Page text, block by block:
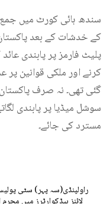
سندھ ہائی کورٹ میں
کے خدشات کے بعد
پلیٹ فارمز پر پابندی
کرنے اور ملکی قوانین پر
گئی تھی۔ نہ صرف پاکستان
سوشل میڈیا پر پابندی
مسترد کی جائے۔
راولپنڈی(سہ پہر) سٹی